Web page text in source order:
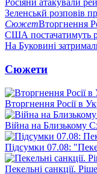
Росіяни атакували
Зеленськй розповів
СюжетВторгнення
США постачатимуть
На Буковині
Сюжети
Вторгнення Росії в
Війна на Близькому
Підсумки 07.08:
Пекельні санкції.